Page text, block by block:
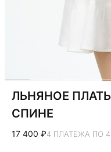
ЛЬНЯНОЕ
СПИНЕ
17 400 ₽4 ПЛАТЕЖА ПО 4